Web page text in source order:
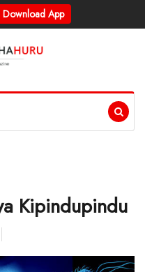
Download App
Kipindupindu